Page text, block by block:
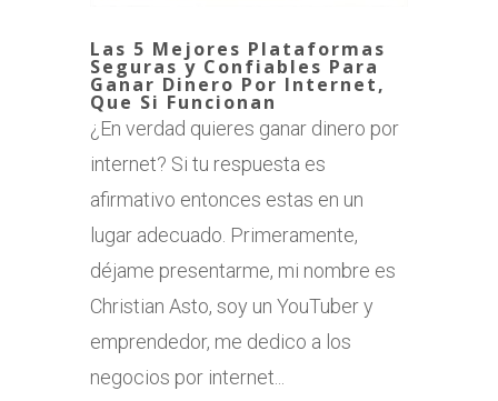
Las 5 Mejores Plataformas
Seguras y Confiables Para
Ganar Dinero Por Internet,
Que Si Funcionan
¿En verdad quieres ganar dinero por
internet? Si tu respuesta es
afirmativo entonces estas en un
lugar adecuado. Primeramente,
déjame presentarme, mi nombre es
Christian Asto, soy un YouTuber y
emprendedor, me dedico a los
negocios por internet...